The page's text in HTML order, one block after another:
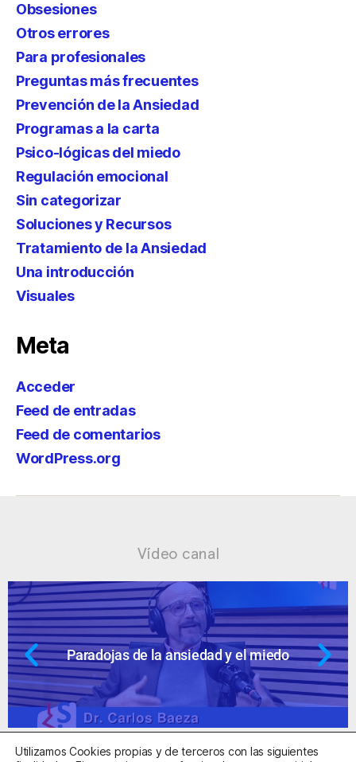
Obsesiones
Otros errores
Para profesionales
Preguntas más frecuentes
Prevención de la Ansiedad
Programas a la carta
Psico-lógicas del miedo
Regulación emocional
Sin categorizar
Soluciones y Recursos
Tratamiento de la Ansiedad
Una introducción
Visuales
Meta
Acceder
Feed de entradas
Feed de comentarios
WordPress.org
Vídeo canal
Ansiedad: supuestos
Utilizamos Cookies propias y de terceros con las siguientes